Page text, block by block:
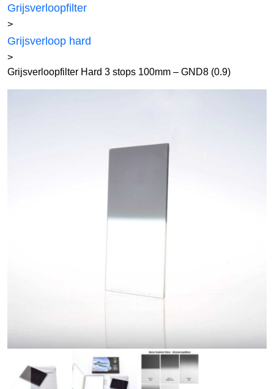
Grijsverloopfilter
>
Grijsverloop hard
>
Grijsverloopfilter Hard 3 stops 100mm – GND8 (0.9)